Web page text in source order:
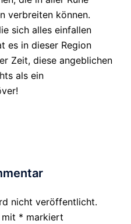
verbreiten können.
sich alles einfallen
es in dieser Region
Zeit, diese angeblichen
als ein
nicht veröffentlicht.
* markiert